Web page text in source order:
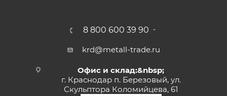
8 800 600 39 90
krd@metall-trade.ru
Офис и склад:&nbsp;
г. Краснодар п. Березовый, ул.
Скульптора Коломийцева, 61